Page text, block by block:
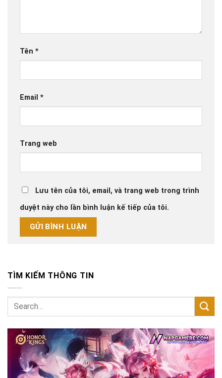
Tên *
Email *
Trang web
Lưu tên của tôi, email, và trang web trong trình
duyệt này cho lần bình luận kế tiếp của tôi.
TÌM KIẾM THÔNG TIN